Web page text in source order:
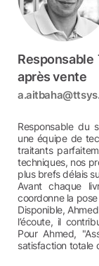
après vente
Responsable du
une équipe de
traitants
techniques, nos
plus brefs délais
Avant chaque
coordonne la
Disponible, Ahmed
l’écoute, il
Pour Ahmed,
satisfaction totale